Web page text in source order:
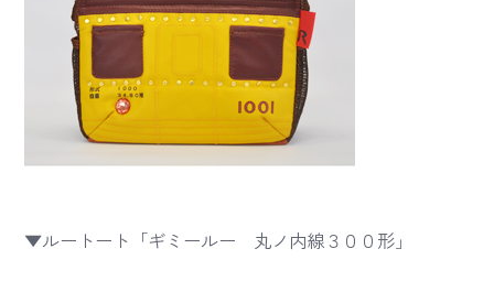
▼ルートート「ギミールー 丸ノ内線３００形」